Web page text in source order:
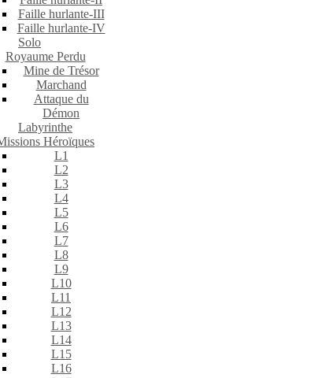
Faille hurlante-III
Faille hurlante-IV
Solo
Royaume Perdu
Mine de Trésor
Marchand
Attaque du
Démon
Labyrinthe
Héroïques
L1
L2
L3
L4
L5
L6
L7
L8
L9
L10
L11
L12
L13
L14
L15
L16